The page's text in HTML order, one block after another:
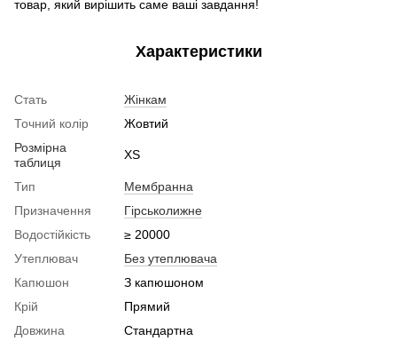
товар, який вирішить саме ваші завдання!
Характеристики
Стать
Жінкам
Точний колір
Жовтий
Розмірна
таблиця
XS
Тип
Мембранна
Призначення
Гірськолижне
Водостійкість
≥ 20000
Утеплювач
Без утеплювача
Капюшон
З капюшоном
Крій
Прямий
Довжина
Стандартна